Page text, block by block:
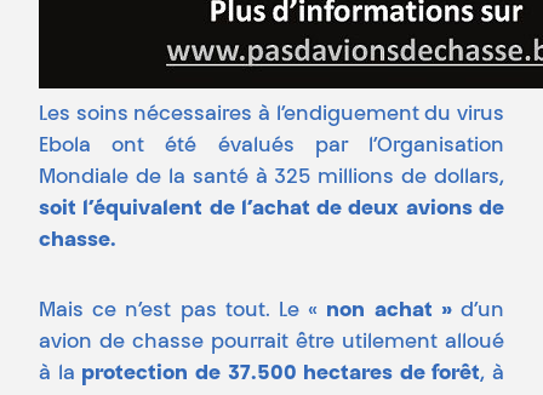
Les soins nécessaires à l’endiguement du virus
Ebola ont été évalués par l’Organisation
Mondiale de la santé à 325 millions de dollars,
soit l’équivalent de l’achat de deux avions de
chasse.
Mais ce n’est pas tout. Le « non achat »d’un
avion de chasse pourrait être utilement alloué
à la protection de 37.500 hectares de forêt, à